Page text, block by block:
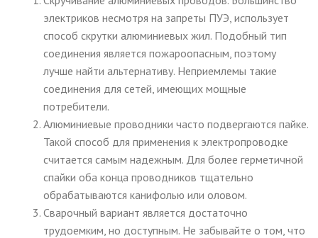
электриков несмотря на запреты ПУЭ, использует
способ скрутки алюминиевых жил. Подобный тип
соединения является пожароопасным, поэтому
лучше найти альтернативу. Неприемлемы такие
соединения для сетей, имеющих мощные
потребители.
Алюминиевые проводники часто подвергаются пайке.
Такой способ для применения к электропроводке
считается самым надежным. Для более герметичной
спайки оба конца проводников тщательно
обрабатываются канифолью или оловом.
Сварочный вариант является достаточно
трудоемким, но доступным. Не забывайте о том, что